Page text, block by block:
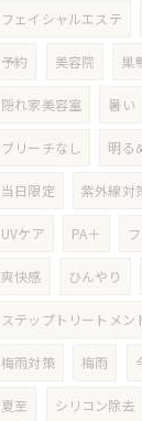
フェイシャルエステ
予約 美容院 巣
隠れ家美容室 暑い
ブリーチなし 明る
当日限定 紫外線対
UVケア PA＋
爽快感 ひんやり
ステップトリートメン
梅雨対策 梅雨
夏至 シリコン除去